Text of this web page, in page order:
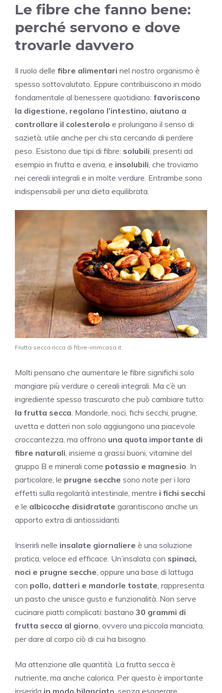
Le fibre che fanno bene:
perché servono e dove
trovarle davvero
Il ruolo delle fibre alimentari nel nostro organismo è
spesso sottovalutato. Eppure contribuiscono in modo
fondamentale al benessere quotidiano: favoriscono
la digestione, regolano l’intestino, aiutano a
controllare il colesterolo e prolungano il senso di
sazietà, utile anche per chi sta cercando di perdere
peso. Esistono due tipi di fibre: solubili , presenti ad
esempio in frutta e avena, e insolubili , che troviamo
nei cereali integrali e in molte verdure. Entrambe sono
indispensabili per una dieta equilibrata.
Frutta secca ricca di fibre-immcasa.it
Molti pensano che aumentare le fibre significhi solo
mangiare più verdure o cereali integrali. Ma c’è un
ingrediente spesso trascurato che può cambiare tutto:
la frutta secca. Mandorle, noci, fichi secchi, prugne,
uvetta e datteri non solo aggiungono una piacevole
croccantezza, ma offrono una quota importante di
fibre naturali, insieme a grassi buoni, vitamine del
gruppo B e minerali come potassio e magnesio. In
particolare, le prugne secche sono note per i loro
effetti sulla regolarità intestinale, mentre i fichi secchi
e le albicocche disidratate garantiscono anche un
apporto extra di antiossidanti.
Inserirli nelle insalate giornaliere è una soluzione
pratica, veloce ed efficace. Un’insalata con spinaci,
noci e prugne secche, oppure una base di lattuga
con pollo, datteri e mandorle tostate, rappresenta
un pasto che unisce gusto e funzionalità. Non serve
cucinare piatti complicati: bastano 30 grammi di
frutta secca al giorno, ovvero una piccola manciata,
per dare al corpo ciò di cui ha bisogno.
Ma attenzione alle quantità. La frutta secca è
nutriente, ma anche calorica. Per questo è importante